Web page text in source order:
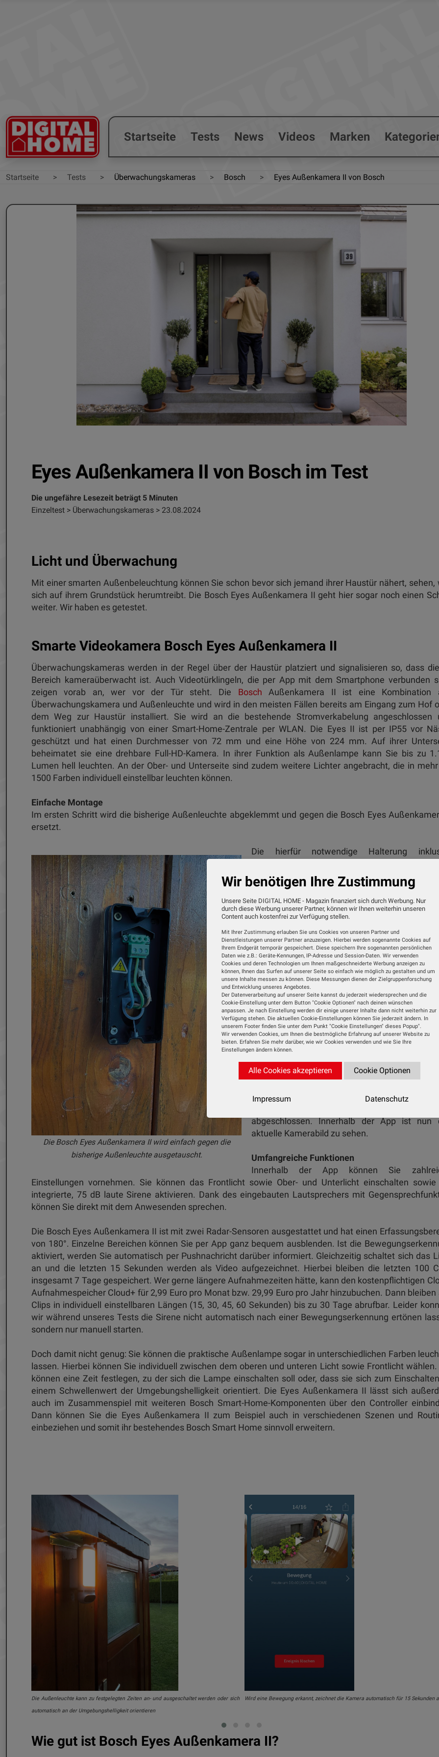
Startseite Tests News Videos Marken
Startseite Tests Überwachungskameras Bosch Eyes Außenkamera II von Bosch
Eyes Außenkamera II von Bosch im Test
Die ungefähre Lesezeit beträgt 5 Minuten
Einzeltest > Überwachungskameras > 23.08.2024
Licht und Überwachung
Mit einer smarten Außenbeleuchtung können Sie schon bevor sich jemand ihrer Haustür nähert, sehen,
sich auf ihrem Grundstück herumtreibt. Die Bosch Eyes Außenkamera II geht hier sogar noch einen
weiter. Wir haben es getestet.
Smarte Videokamera Bosch Eyes Außenkamera II
Überwachungskameras werden in der Regel über der Haustür platziert und signalisieren so, dass
Bereich kameraüberwacht ist. Auch Videotürklingeln, die per App mit dem Smartphone verbunden
zeigen vorab an, wer vor der Tür steht. Die Bosch Außenkamera II ist eine Kombination
Überwachungskamera und Außenleuchte und wird in den meisten Fällen bereits am Eingang zum Hof
dem Weg zur Haustür installiert. Sie wird an die bestehende Stromverkabelung angeschlossen
funktioniert unabhängig von einer Smart-Home-Zentrale per WLAN. Die Eyes II ist per IP55 vor
geschützt und hat einen Durchmesser von 72 mm und eine Höhe von 224 mm. Auf ihrer
beheimatet sie eine drehbare Full-HD-Kamera. In ihrer Funktion als Außenlampe kann Sie bis zu
Lumen hell leuchten. An der Ober- und Unterseite sind zudem weitere Lichter angebracht, die in
1500 Farben individuell einstellbar leuchten können.
Einfache Montage
Im ersten Schritt wird die bisherige Außenleuchte abgeklemmt und gegen die Bosch Eyes
ersetzt.
Die Bosch Eyes Außenkamera II wird einfach gegen die
bisherige Außenleuchte ausgetauscht.
Die hierfür notwendige Halterung
integrierter Wasserwaage liegt bei. Im
Schritt müssen Sie die Kamera aufstecken
anschließend mit einer Schraube fixieren.
kleine LED signalisiert Ihnen dann, dass die
einsatzbereit ist und auf den
Um die Kamera in Betrieb zu nehmen,
Sie die kostenfreie Bosch-Smart-Kamera-
Diese gibt es für iOS und Android für
und Tablet. Nach einmaliger Registrierung
Mail-Adresse oder Handynummer
anschließender Zuteilung einer „SingleKey
geben Sie ihre persönlichen Daten ein und
der Datenschutzverordnung zu.
möchte sich die Kamera innerhalb der
anmelden. Hierfür müssen Sie die
Außenkamera II nochmals kurz abnehmen und
Nach Eingabe des WLAN-Passwortes ist
abgeschlossen. Innerhalb der App ist nun
aktuelle Kamerabild zu sehen.
Umfangreiche Funktionen
Innerhalb der App können Sie
Einstellungen vornehmen. Sie können das Frontlicht sowie Ober- und Unterlicht einschalten sowie
integrierte, 75 dB laute Sirene aktivieren. Dank des eingebauten Lautsprechers mit
können Sie direkt mit dem Anwesenden sprechen.
Die Bosch Eyes Außenkamera II ist mit zwei Radar-Sensoren ausgestattet und hat einen
von 180°. Einzelne Bereichen können Sie per App ganz bequem ausblenden. Ist die
aktiviert, werden Sie automatisch per Pushnachricht darüber informiert. Gleichzeitig schaltet sich das
an und die letzten 15 Sekunden werden als Video aufgezeichnet. Hierbei bleiben die letzten 100
insgesamt 7 Tage gespeichert. Wer gerne längere Aufnahmezeiten hätte, kann den kostenpflichtigen
Aufnahmespeicher Cloud+ für 2,99 Euro pro Monat bzw. 29,99 Euro pro Jahr hinzubuchen. Dann bleiben
Clips in individuell einstellbaren Längen (15, 30, 45, 60 Sekunden) bis zu 30 Tage abrufbar. Leider
wir während unseres Tests die Sirene nicht automatisch nach einer Bewegungserkennung ertönen
sondern nur manuell starten.
Doch damit nicht genug: Sie können die praktische Außenlampe sogar in unterschiedlichen Farben
lassen. Hierbei können Sie individuell zwischen dem oberen und unteren Licht sowie Frontlicht wählen.
können eine Zeit festlegen, zu der sich die Lampe einschalten soll oder, dass sie sich zum
einem Schwellenwert der Umgebungshelligkeit orientiert. Die Eyes Außenkamera II lässt sich
auch im Zusammenspiel mit weiteren Bosch Smart-Home-Komponenten über den Controller
Dann können Sie die Eyes Außenkamera II zum Beispiel auch in verschiedenen Szenen und
einbeziehen und somit ihr bestehendes Bosch Smart Home sinnvoll erweitern.
Die Außenleuchte kann zu festgelegten Zeiten an- und ausgeschaltet werden oder sich
automatisch an der Umgebungshelligkeit orientieren
Wird eine Bewegung erkannt, zeichnet die Kamera automatisch für 15 Sekunden
Wie gut ist Bosch Eyes Außenkamera II?
Wir benötigen Ihre Zustimmung
Unsere Seite DIGITAL HOME - Magazin finanziert sich durch Werbung. Nur
durch diese Werbung unserer Partner, können wir Ihnen weiterhin unseren
Content auch kostenfrei zur Verfügung stellen.
Mit Ihrer Zustimmung erlauben Sie uns Cookies von unseren Partner und
Dienstleistungen unserer Partner anzuzeigen. Hierbei werden sogenannte Cookies auf
Ihrem Endgerät temporär gespeichert. Diese speichern Ihre sogenannten persönlichen
Daten wie z.B.: Geräte-Kennungen, IP-Adresse und Session-Daten. Wir verwenden
Cookies und deren Technologien um Ihnen maßgeschneiderte Werbung anzeigen zu
können, Ihnen das Surfen auf unserer Seite so einfach wie möglich zu gestalten und um
unsere Inhalte messen zu können. Diese Messungen dienen der Zielgruppenforschung
und Entwicklung unseres Angebotes.
Der Datenverarbeitung auf unserer Seite kannst du jederzeit wiedersprechen und die
Cookie-Einstellung unter dem Button "Cookie Optionen" nach deinen wünschen
anpassen. Je nach Einstellung werden dir einige unserer Inhalte dann nicht weiterhin zur
Verfügung stehen. Die aktuellen Cookie-Einstellungen können Sie jederzeit ändern. In
unserem Footer finden Sie unter dem Punkt "Cookie Einstellungen" dieses Popup".
Wir verwenden Cookies, um Ihnen die bestmögliche Erfahrung auf unserer Website zu
bieten. Erfahren Sie mehr darüber, wie wir Cookies verwenden und wie Sie Ihre
Einstellungen ändern können.
Alle Cookies akzeptieren Cookie Optionen
Impressum Datenschutz